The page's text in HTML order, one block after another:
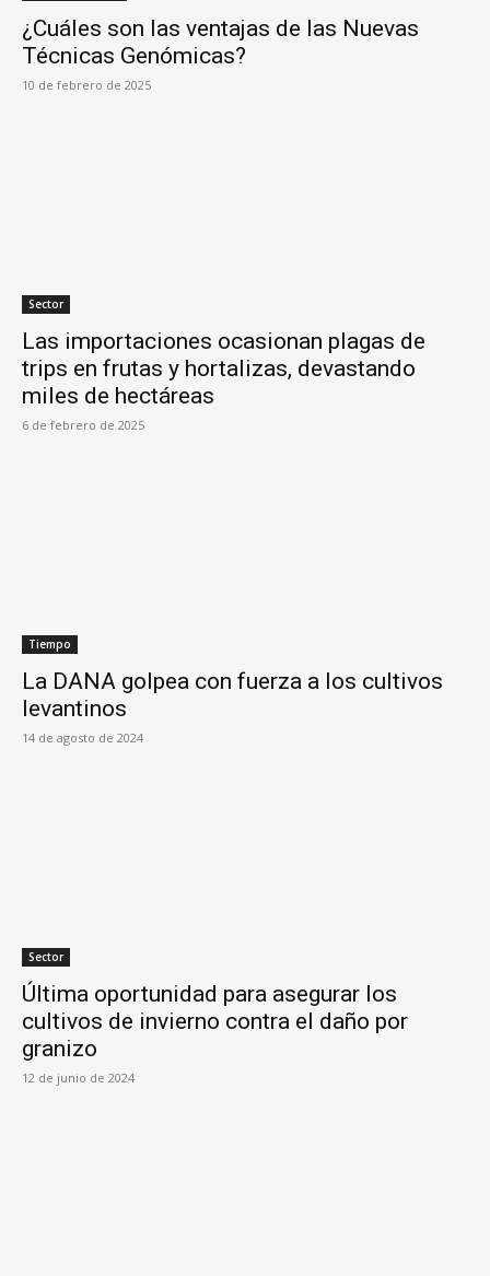
¿Cuáles son las ventajas de las Nuevas
Técnicas Genómicas?
10 de febrero de 2025
Sector
Las importaciones ocasionan plagas de
trips en frutas y hortalizas, devastando
miles de hectáreas
6 de febrero de 2025
Tiempo
La DANA golpea con fuerza a los cultivos
levantinos
14 de agosto de 2024
Sector
Última oportunidad para asegurar los
cultivos de invierno contra el daño por
granizo
12 de junio de 2024